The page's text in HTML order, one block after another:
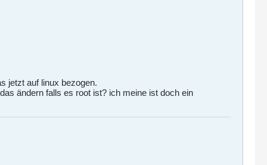
jetzt auf linux bezogen.
ändern falls es root ist? ich meine ist doch ein